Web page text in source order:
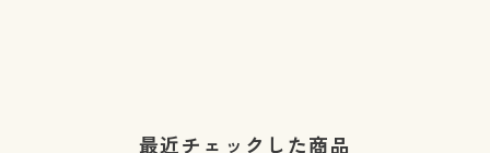
最近チェックした商品